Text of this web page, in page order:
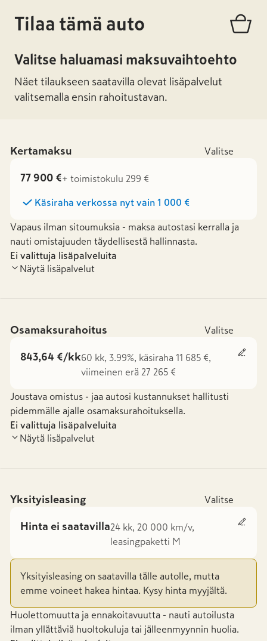
Tilaa tämä auto
Valitse haluamasi maksuvaihtoehto
Näet tilaukseen saatavilla olevat lisäpalvelut
valitsemalla ensin rahoitustavan.
Kertamaksu Valitse
77 900 €+ toimistokulu 299 €
Käsiraha verkossa nyt vain 1 000 €
Vapaus ilman sitoumuksia - maksa autostasi kerralla ja
nauti omistajuuden täydellisestä hallinnasta.
Ei valittuja lisäpalveluita
Näytä lisäpalvelut
Osamaksurahoitus Valitse
843,64 €/kk60 kk, 3.99%, käsiraha 11 685 €,
viimeinen erä 27 265 €
Joustava omistus - jaa autosi kustannukset hallitusti
pidemmälle ajalle osamaksurahoituksella.
Ei valittuja lisäpalveluita
Näytä lisäpalvelut
Yksityisleasing Valitse
Hinta ei saatavilla24 kk, 20 000 km/v,
leasingpaketti M
Yksityisleasing on saatavilla tälle autolle, mutta
emme voineet hakea hintaa. Kysy hinta myyjältä.
Huolettomuutta ja ennakoitavuutta - nauti autoilusta
ilman yllättäviä huoltokuluja tai jälleenmyynnin huolia.